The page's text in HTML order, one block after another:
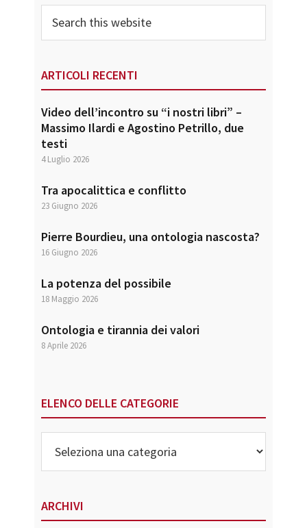
this
website
ARTICOLI RECENTI
Video dell’incontro su “i nostri libri” –
Massimo Ilardi e Agostino Petrillo, due
testi
4 Luglio 2026
Tra apocalittica e conflitto
23 Giugno 2026
Pierre Bourdieu, una ontologia nascosta?
16 Giugno 2026
La potenza del possibile
18 Maggio 2026
Ontologia e tirannia dei valori
8 Aprile 2026
ELENCO DELLE CATEGORIE
delle
Categorie
ARCHIVI